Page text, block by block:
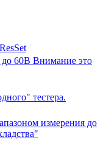
до 60В Внимание это
тестера.
измерения до